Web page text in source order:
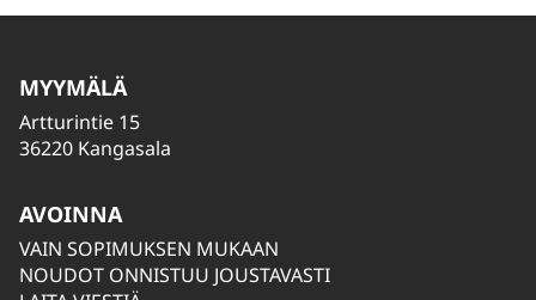
MYYMÄLÄ
Artturintie 15
36220 Kangasala
AVOINNA
VAIN SOPIMUKSEN MUKAAN
NOUDOT ONNISTUU JOUSTAVASTI